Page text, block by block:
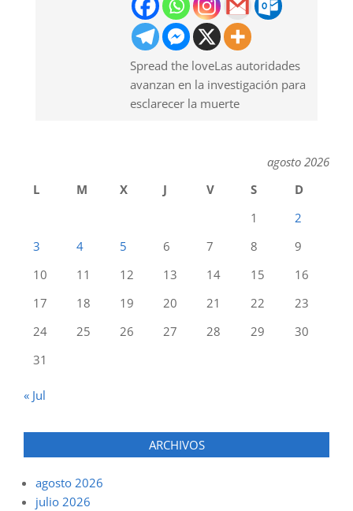
Spread the loveLas autoridades
avanzan en la investigación para
esclarecer la muerte
agosto 2026
L
M X J V S
D
1
2
3
4 5 6 7 8
9
10
11 12 13 14 15
16
17
18 19 20 21 22
23
24
25 26 27 28 29
30
31
« Jul
ARCHIVOS
agosto 2026
julio 2026